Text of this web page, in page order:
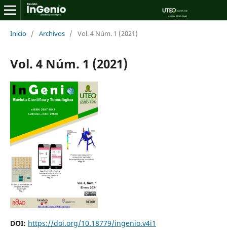
Inicio / Archivos / Vol. 4 Núm. 1 (2021)
Vol. 4 Núm. 1 (2021)
DOI: https://doi.org/10.18779/ingenio.v4i1